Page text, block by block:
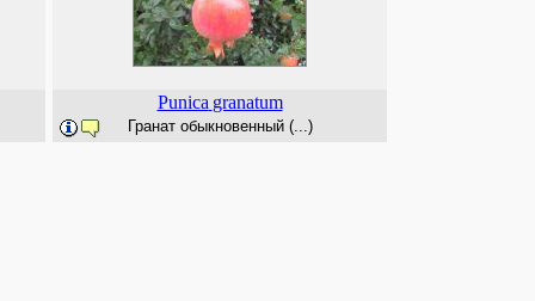
Punica granatum
Гранат обыкновенный (...)